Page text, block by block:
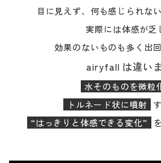
目に見えず、何も感じられな
実際には体感が乏
効果のないものも多く出
airyfall は違いま
水そのものを微粒
トルネード状に噴射
“はっきりと体感できる変化”